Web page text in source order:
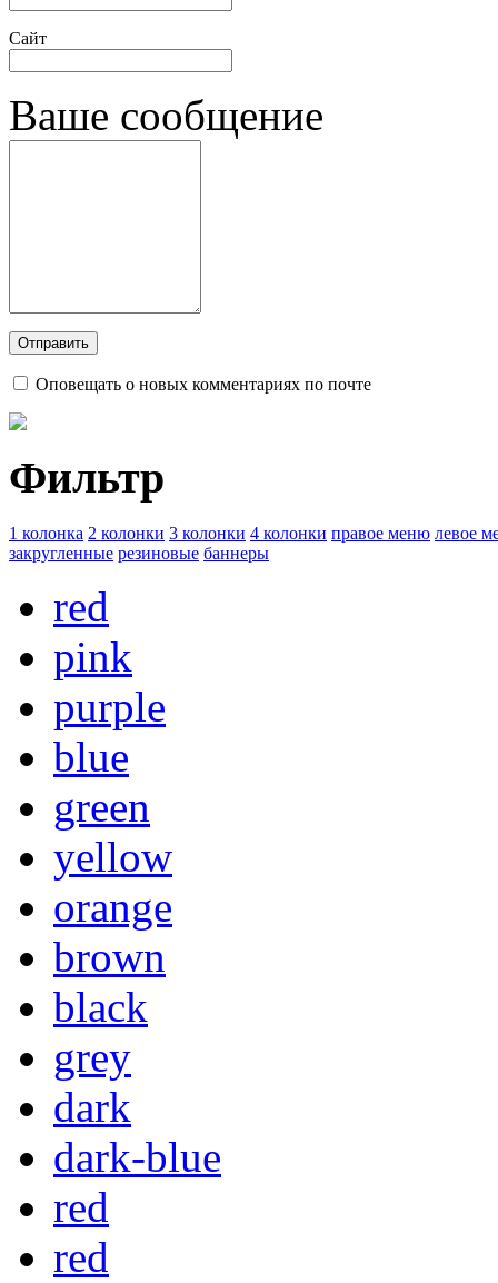
Сайт
Ваше сообщение
Оповещать о новых комментариях по почте
Фильтр
1 колонка 2 колонки 3 колонки 4 колонки правое меню левое
закругленные резиновые баннеры
red
pink
purple
blue
green
yellow
orange
brown
black
grey
dark
dark-blue
red
red